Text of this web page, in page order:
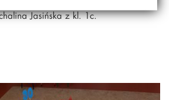
Wiktor Kocjan z kl. 2a, Jerzy
Jasińska z kl. 1c.